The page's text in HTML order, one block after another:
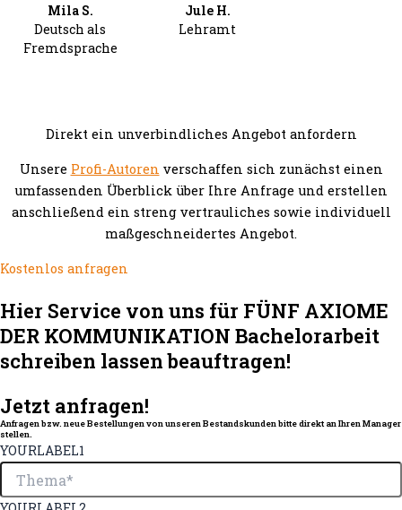
Mila S.
Deutsch als
Fremdsprache
Jule H.
Lehramt
Direkt ein unverbindliches Angebot anfordern
Unsere Profi-Autoren verschaffen sich zunächst einen
umfassenden Überblick über Ihre Anfrage und erstellen
anschließend ein streng vertrauliches sowie individuell
maßgeschneidertes Angebot.
Kostenlos anfragen
Hier Service von uns für FÜNF AXIOME
DER KOMMUNIKATION Bachelorarbeit
schreiben lassen beauftragen!
Jetzt anfragen!
Anfragen bzw. neue Bestellungen von unseren Bestandskunden bitte direkt an Ihren Manager
stellen.
YOURLABEL1